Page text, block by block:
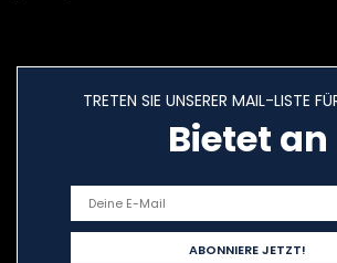
TRETEN SIE UNSERER MAIL-LISTE
Bietet an